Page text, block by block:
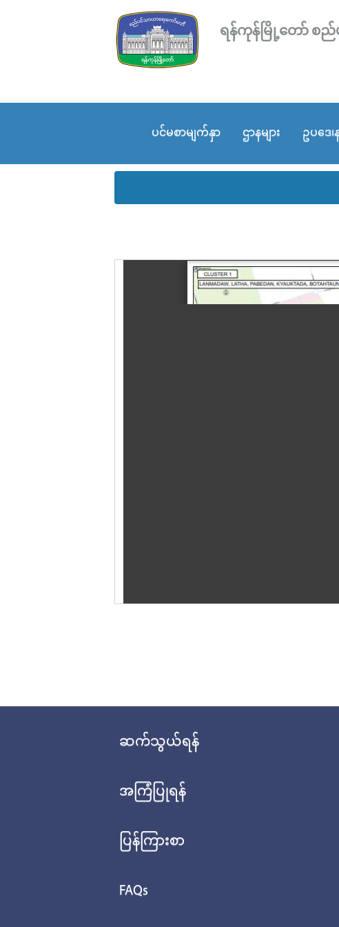
ရန်ကုန်မြို့တော် စ
ပင်မစာမျက်နှာ ဌာနများ ဥပဒေ၊
ဆက်သွယ်ရန်
အကြံပြုရန်
ပြန်ကြားစာ
FAQs